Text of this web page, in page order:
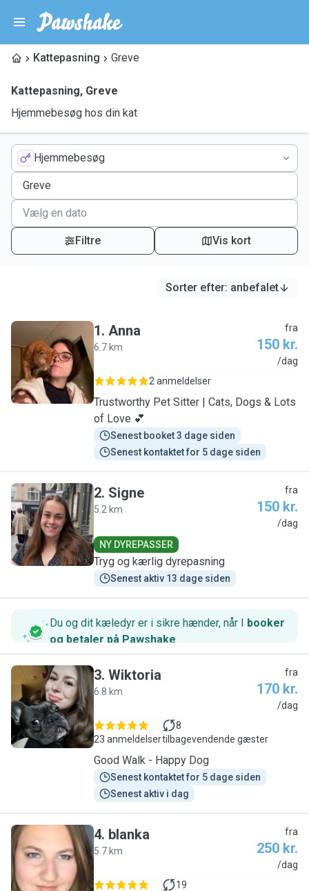
Kattepasning Greve
Kattepasning, Greve
Hjemmebesøg hos din kat
Hjemmebesøg
Filtre Vis kort
Sorter efter: anbefalet
A
1. Anna
6.7 km
fra
150 kr.
/dag
2 anmeldelser
Trustworthy Pet Sitter | Cats, Dogs & Lots
of Love 💕
Senest booket 3 dage siden
Senest kontaktet for 5 dage siden
S
2. Signe
5.2 km
fra
150 kr.
/dag
NY DYREPASSER
Tryg og kærlig dyrepasning
Senest aktiv 13 dage siden
Du og dit kæledyr er i sikre hænder, når I booker
og betaler på Pawshake.
W
3. Wiktoria
6.8 km
fra
170 kr.
/dag
23 anmeldelser
8
tilbagevendende gæster
Good Walk - Happy Dog
Senest kontaktet for 5 dage siden
Senest aktiv i dag
B
4. blanka
5.7 km
fra
250 kr.
/dag
19